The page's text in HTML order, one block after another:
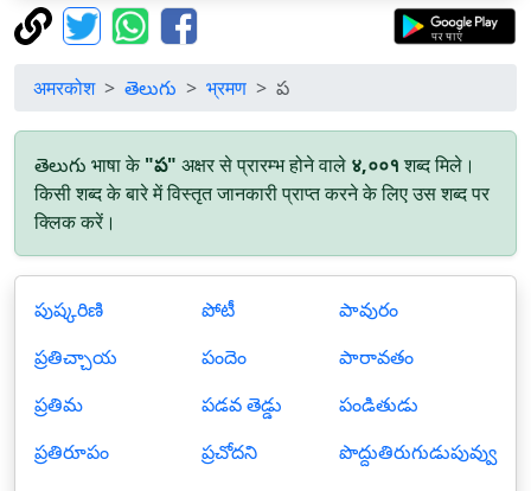
अमरकोश తెలుగు भ्रमण ప
తెలుగు भाषा के "ప" अक्षर से प्रारम्भ होने वाले ४,००१शब्द मिले।
किसी शब्द के बारे में विस्तृत जानकारी प्राप्त करने के लिए उस शब्द पर
क्लिक करें।
పుష్కరిణి
ప్రతిచ్చాయ
ప్రతిమ
ప్రతిరూపం
పోటీ
పందెం
పడవ తెడ్డు
ప్రచోదని
పావురం
పారావతం
పండితుడు
పొద్దుతిరుగుడుపువ్వు